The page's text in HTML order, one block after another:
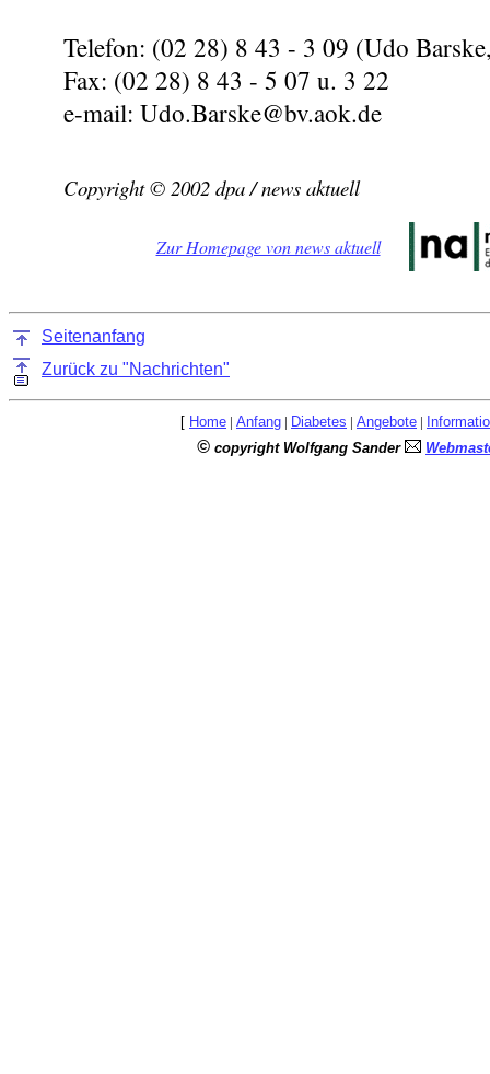
Telefon: (02 28) 8 43 - 3 09 (Udo
Fax: (02 28) 8 43 - 5 07 u. 3 22
e-mail: Udo.Barske@bv.aok.de
Copyright © 2002 dpa / news aktuell
Zur Homepage von news aktuell
Seitenanfang
Zurück zu "Nachrichten"
[ Home | Anfang | Diabetes | Angebote |
© copyright Wolfgang Sander